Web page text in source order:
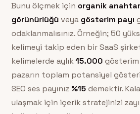
Bunu ölçmek için organik
görünürlüğü veya gösterim payı
odaklanmalısınız. Örneğin; 50
kelimeyi takip eden bir SaaS
kelimelerde aylık15.000 gösterim
pazarın toplam potansiyel
SEO ses payınız %15 demektir.
ulaşmak için içerik stratejinizi